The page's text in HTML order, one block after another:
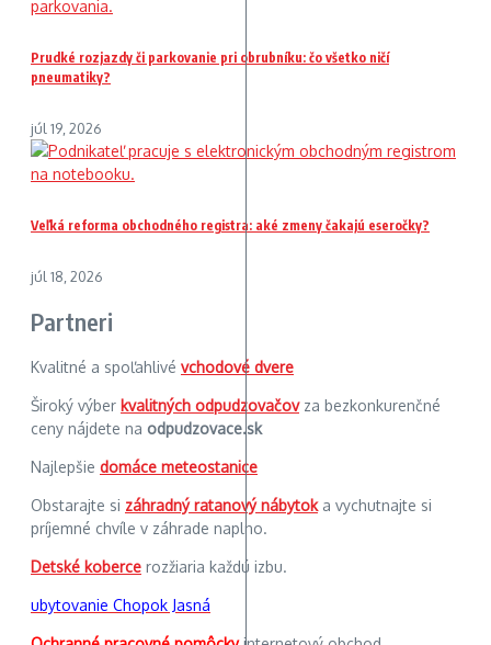
Prudké rozjazdy či parkovanie pri obrubníku: čo všetko ničí
pneumatiky?
júl 19, 2026
Veľká reforma obchodného registra: aké zmeny čakajú eseročky?
júl 18, 2026
Partneri
Kvalitné a spoľahlivé vchodové dvere
Široký výber kvalitných odpudzovačovza bezkonkurenčné
ceny nájdete na odpudzovace.sk
Najlepšie domáce meteostanice
Obstarajte si záhradný ratanový nábytoka vychutnajte si
príjemné chvíle v záhrade naplno.
Detské koberce rozžiaria každú izbu.
ubytovanie Chopok Jasná